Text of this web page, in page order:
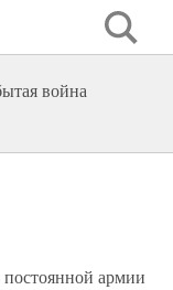
война
армии